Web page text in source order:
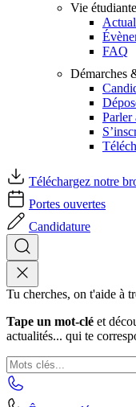
Vie étudiante
FAQ
Démarches
Parler
Téléchargez notre
Portes ouvertes
Candidature
Tu cherches, on t'aide à
Tape un mot-clé et
actualités... qui te